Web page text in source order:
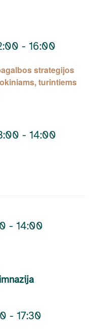
strategijos
turintiems
- 16:00
- 14:00
- 14:00
- 17:30